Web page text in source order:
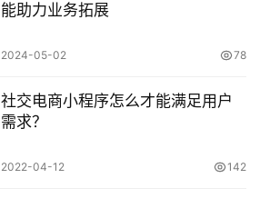
能助力业务拓展
2024-05-02 78
社交电商小程序怎么才能满足用户
需求？
2022-04-12 142